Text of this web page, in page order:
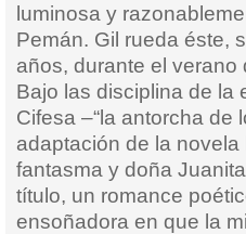
luminosa y
Pemán. Gil rueda éste,
años, durante el
Bajo las disciplina de la
Cifesa –“la antorcha de
adaptación de la
fantasma y doña
título, un romance
ensoñadora en que la